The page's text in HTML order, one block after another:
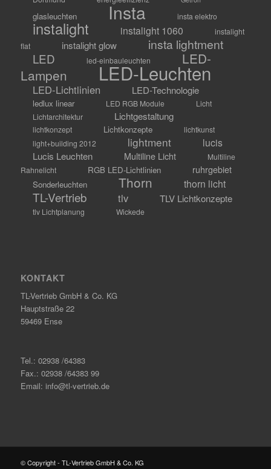
glasleuchten Insta insta elektro
instalight instalight 1060
instalight
flat
instalight glow
insta lightment
LED
led-einbauleuchten
LED-
Lampen
LED-Leuchten
LED-Lichtlinien LED-Technologie
ledlux linear LED RGB Module
Licht
Lichtarchitektur
Lichtgestaltung
lichtkonzept Lichtkonzepte
lichtkunst
light+building 2012
lightment lucis
Lucis Leuchten Multiline Licht
Multiline
Rahnelicht
RGB LED-Lichtlinien ruhrgebiet
Sonderleuchten Thorn thorn licht
TL-Vertrieb tlv TLV Lichtkonzepte
tlv Lichtplanung Wickede
KONTAKT
TL-Vertrieb GmbH & Co. KG
Hauptstraße 22
59469 Ense
Tel.: 02938 /64383
Fax.: 02938 /64383 99
Email: info@tl-vertrieb.de
© Copyright - TL-Vertrieb GmbH & Co. KG